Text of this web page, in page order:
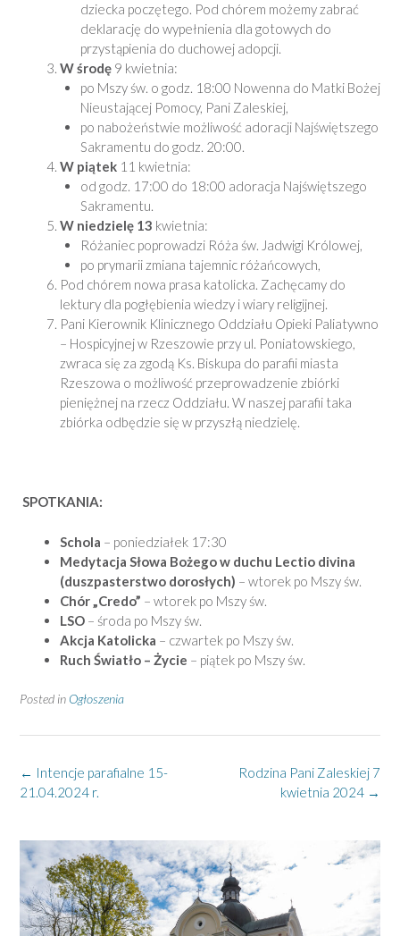
dziecka poczętego. Pod chórem możemy zabrać
deklarację do wypełnienia dla gotowych do
przystąpienia do duchowej adopcji.
W środę 9 kwietnia:
po Mszy św. o godz. 18:00 Nowenna do Matki Bożej
Nieustającej Pomocy, Pani Zaleskiej,
po nabożeństwie możliwość adoracji Najświętszego
Sakramentu do godz. 20:00.
W piątek 11 kwietnia:
od godz. 17:00 do 18:00 adoracja Najświętszego
Sakramentu.
W niedzielę 13 kwietnia:
Różaniec poprowadzi Róża św. Jadwigi Królowej,
po prymarii zmiana tajemnic różańcowych,
Pod chórem nowa prasa katolicka. Zachęcamy do
lektury dla pogłębienia wiedzy i wiary religijnej.
Pani Kierownik Klinicznego Oddziału Opieki Paliatywno
– Hospicyjnej w Rzeszowie przy ul. Poniatowskiego,
zwraca się za zgodą Ks. Biskupa do parafii miasta
Rzeszowa o możliwość przeprowadzenie zbiórki
pieniężnej na rzecz Oddziału. W naszej parafii taka
zbiórka odbędzie się w przyszłą niedzielę.
SPOTKANIA:
Schola – poniedziałek 17:30
Medytacja Słowa Bożego w duchu Lectio divina
(duszpasterstwo dorosłych) – wtorek po Mszy św.
Chór „Credo” – wtorek po Mszy św.
LSO – środa po Mszy św.
Akcja Katolicka – czwartek po Mszy św.
Ruch Światło – Życie – piątek po Mszy św.
Posted in Ogłoszenia
Post
navigation
Rodzina Pani Zaleskiej 7
kwietnia 2024 →
← Intencje parafialne 15-
21.04.2024 r.